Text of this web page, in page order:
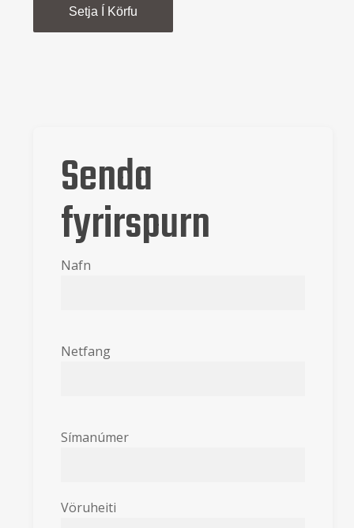
Setja Í Körfu
Senda
fyrirspurn
Nafn
Netfang
Símanúmer
Vöruheiti